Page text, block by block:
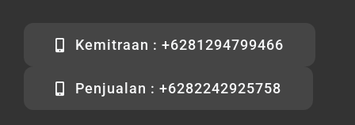
Kemitraan : +6281294799466
Penjualan : +6282242925758